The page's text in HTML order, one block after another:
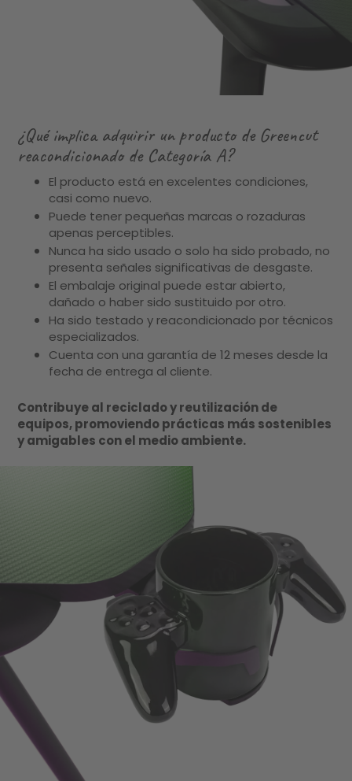
¿Qué implica adquirir un producto de Greencut
reacondicionado de Categoría A?
El producto está en excelentes condiciones,
casi como nuevo.
Puede tener pequeñas marcas o rozaduras
apenas perceptibles.
Nunca ha sido usado o solo ha sido probado, no
presenta señales significativas de desgaste.
El embalaje original puede estar abierto,
dañado o haber sido sustituido por otro.
Ha sido testado y reacondicionado por técnicos
especializados.
Cuenta con una garantía de 12 meses desde la
fecha de entrega al cliente.
Contribuye al reciclado y reutilización de
equipos, promoviendo prácticas más sostenibles
y amigables con el medio ambiente.